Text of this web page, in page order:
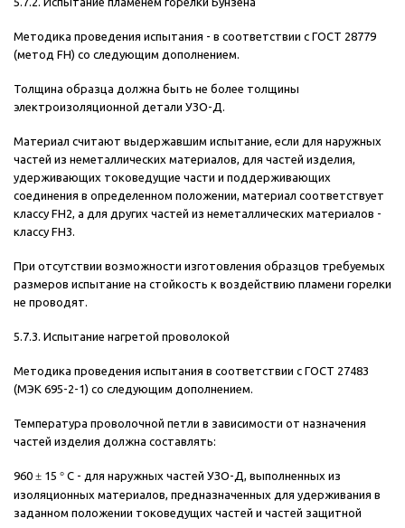
Методика проведения испытания - в соответствии с ГОСТ 28779
(метод FH) со следующим дополнением.
Толщина образца должна быть не более толщины
электроизоляционной детали УЗО-Д.
Материал считают выдержавшим испытание, если для наружных
частей из неметаллических материалов, для частей изделия,
удерживающих токоведущие части и поддерживающих
соединения в определенном положении, материал соответствует
классу FH2, а для других частей из неметаллических материалов -
классу FH3.
При отсутствии возможности изготовления образцов требуемых
размеров испытание на стойкость к воздействию пламени горелки
не проводят.
5.7.3. Испытание нагретой проволокой
Методика проведения испытания в соответствии с ГОСТ 27483
(МЭК 695-2-1) со следующим дополнением.
Температура проволочной петли в зависимости от назначения
частей изделия должна составлять:
960 ± 15 ° С - для наружных частей УЗО-Д, выполненных из
изоляционных материалов, предназначенных для удерживания в
заданном положении токоведущих частей и частей защитной